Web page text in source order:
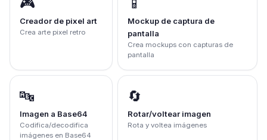
Creador de pixel art
Crea arte pixel retro
Mockup de captura de
pantalla
Crea mockups con capturas de
pantalla
🔤
Imagen a Base64
Codifica/decodifica
imágenes en Base64
🔄
Rotar/voltear imagen
Rota y voltea imágenes